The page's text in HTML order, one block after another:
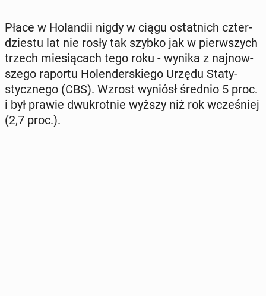
Płace w Ho­lan­dii nigdy w ciągu ostat­nich czter­
dzie­stu lat nie rosły tak szybko jak w pierw­szych
trzech mie­sią­cach tego roku - wynika z naj­now­
sze­go raportu Ho­len­der­skie­go Urzędu Sta­ty­
stycz­ne­go (CBS). Wzrost wyniósł średnio 5 proc.
i był prawie dwu­krot­nie wyższy niż rok wcze­śniej
(2,7 proc.).